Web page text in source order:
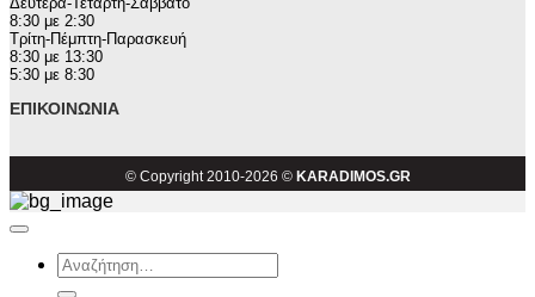
8:30 με 2:30
Τρίτη-Πέμπτη-Παρασκευή
8:30 με 13:30
5:30 με 8:30
ΕΠΙΚΟΙΝΩΝΊΑ
© Copyright 2010-2026 © KARADIMOS.GR
Αναζήτηση
για: